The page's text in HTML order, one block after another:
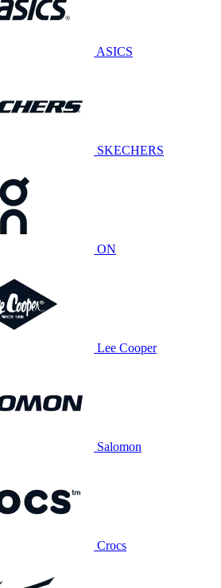
ASICS
SKECHERS
ON
Lee Cooper
Salomon
Crocs